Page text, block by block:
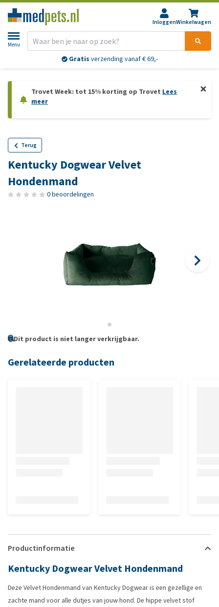
InloggenWinkelwagen
Menu
Gratis verzending vanaf € 69,-
Trovet Week: tot 15% korting op Trovet Lees
meer
Terug
Kentucky Dogwear Velvet
Hondenmand
0 beoordelingen
Dit product is niet langer verkrijgbaar.
Gerelateerde producten
Productinformatie
Kentucky Dogwear Velvet Hondenmand
Deze Velvet Hondenmand van Kentucky Dogwear is een gezellige en
zachte mand voor alle dutjes van jouw hond. De hippe velvet stof